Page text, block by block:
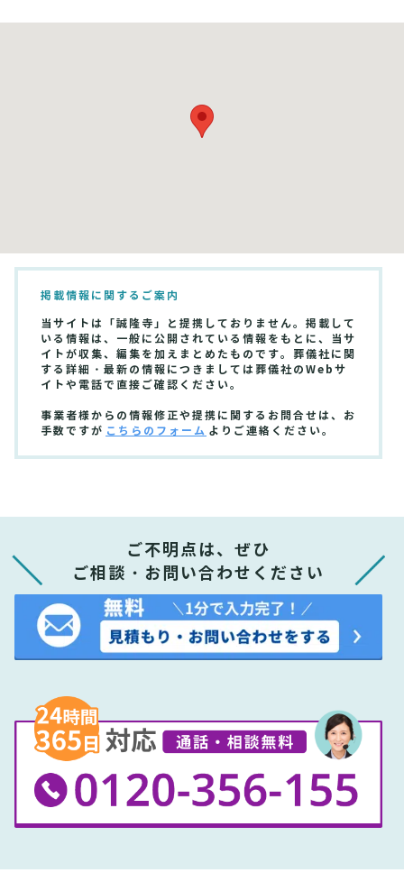
掲載情報に関するご案内
当サイトは「誠隆寺」と提携しておりません。掲載して
いる情報は、一般に公開されている情報をもとに、当サ
イトが収集、編集を加えまとめたものです。葬儀社に関
する詳細・最新の情報につきましては葬儀社のWebサ
イトや電話で直接ご確認ください。
事業者様からの情報修正や提携に関するお問合せは、お
手数ですが こちらのフォーム よりご連絡ください。
ご不明点は、ぜひ
ご相談・お問い合わせください